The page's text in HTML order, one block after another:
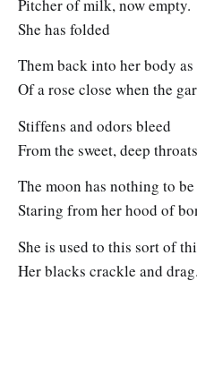
Pitcher of milk, now empty.
She has folded
Them back into her body
Of a rose close when the
Stiffens and odors bleed
From the sweet, deep
The moon has nothing to
Staring from her hood of
She is used to this sort of
Her blacks crackle and drag.